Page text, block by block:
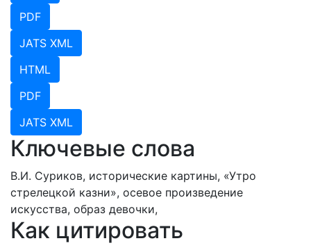
PDF
JATS XML
HTML
PDF
JATS XML
Ключевые слова
В.И. Суриков, исторические картины, «Утро
стрелецкой казни», осевое произведение
искусства, образ девочки,
Как цитировать